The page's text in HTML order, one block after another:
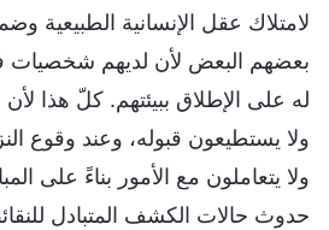
لامتلاك عقل الإنسانية الطبيعية
بعضهم البعض لأن لديهم شخصيات
له على الإطلاق ببيئتهم. كلّ هذا
ولا يستطيعون قبوله، وعند وقوع
ولا يتعاملون مع الأمور بناءً على
حدوث حالات الكشف المتبادل